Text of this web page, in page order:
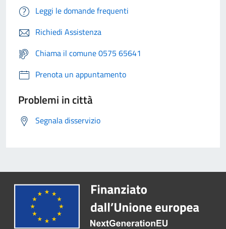
Leggi le domande frequenti
Richiedi Assistenza
Chiama il comune 0575 65641
Prenota un appuntamento
Problemi in città
Segnala disservizio